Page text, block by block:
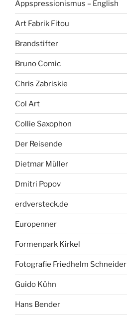
Appspressionismus – English
Art Fabrik Fitou
Brandstifter
Bruno Comic
Chris Zabriskie
Col Art
Collie Saxophon
Der Reisende
Dietmar Müller
Dmitri Popov
erdversteck.de
Europenner
Formenpark Kirkel
Fotografie Friedhelm Schneider
Guido Kühn
Hans Bender